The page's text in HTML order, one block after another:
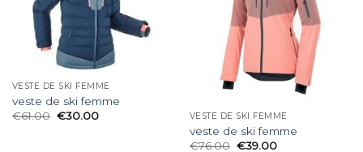
VESTE DE SKI FEMME
veste de ski femme
€61.00 €30.00 VESTE DE SKI FEMME
veste de ski femme
€76.00 €39.00